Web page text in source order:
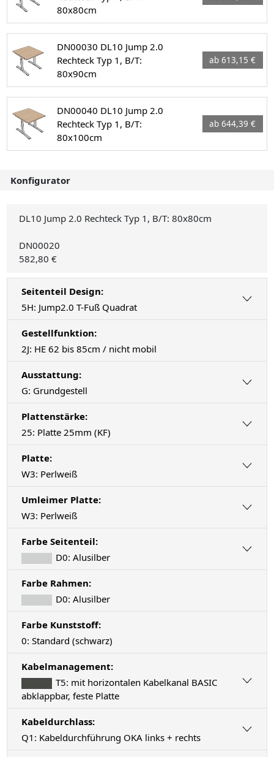
80x80cm
DN00030 DL10 Jump 2.0
Rechteck Typ 1, B/T:
80x90cm
ab 613,15 €
DN00040 DL10 Jump 2.0
Rechteck Typ 1, B/T:
80x100cm
ab 644,39 €
Konfigurator
DL10 Jump 2.0 Rechteck Typ 1, B/T: 80x80cm
DN00020
582,80 €
Seitenteil Design:
5H: Jump2.0 T-Fuß Quadrat
Gestellfunktion:
2J: HE 62 bis 85cm / nicht mobil
Ausstattung:
G: Grundgestell
Plattenstärke:
25: Platte 25mm (KF)
Platte:
W3: Perlweiß
Umleimer Platte:
W3: Perlweiß
Farbe Seitenteil:
D0: Alusilber
Farbe Rahmen:
D0: Alusilber
Farbe Kunststoff:
0: Standard (schwarz)
Kabelmanagement:
T5: mit horizontalen Kabelkanal BASIC
abklappbar, feste Platte
Kabeldurchlass:
Q1: Kabeldurchführung OKA links + rechts